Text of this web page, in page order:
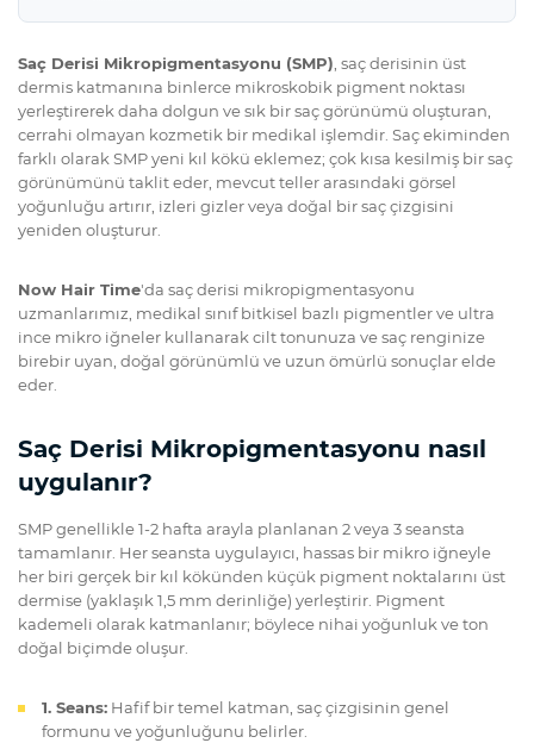
Saç Derisi Mikropigmentasyonu (SMP) , saç derisinin üst
dermis katmanına binlerce mikroskobik pigment noktası
yerleştirerek daha dolgun ve sık bir saç görünümü oluşturan,
cerrahi olmayan kozmetik bir medikal işlemdir. Saç ekiminden
farklı olarak SMP yeni kıl kökü eklemez; çok kısa kesilmiş bir saç
görünümünü taklit eder, mevcut teller arasındaki görsel
yoğunluğu artırır, izleri gizler veya doğal bir saç çizgisini
yeniden oluşturur.
Now Hair Time'da saç derisi mikropigmentasyonu
uzmanlarımız, medikal sınıf bitkisel bazlı pigmentler ve ultra
ince mikro iğneler kullanarak cilt tonunuza ve saç renginize
birebir uyan, doğal görünümlü ve uzun ömürlü sonuçlar elde
eder.
Saç Derisi Mikropigmentasyonu nasıl
uygulanır?
SMP genellikle 1-2 hafta arayla planlanan 2 veya 3 seansta
tamamlanır. Her seansta uygulayıcı, hassas bir mikro iğneyle
her biri gerçek bir kıl kökünden küçük pigment noktalarını üst
dermise (yaklaşık 1,5 mm derinliğe) yerleştirir. Pigment
kademeli olarak katmanlanır; böylece nihai yoğunluk ve ton
doğal biçimde oluşur.
1. Seans: Hafif bir temel katman, saç çizgisinin genel
formunu ve yoğunluğunu belirler.